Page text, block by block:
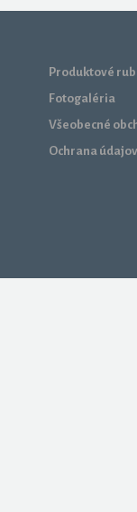
Produktové
Fotogaléria
Všeobecné
Ochrana údajov